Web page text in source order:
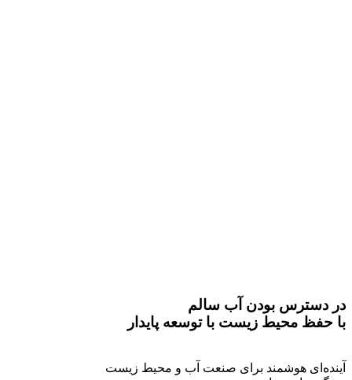
در دسترس بودن آب سالم
با حفظ محیط زیست با توسعه پایدار
آینده‌ای هوشمند برای صنعت آب و محیط زیست